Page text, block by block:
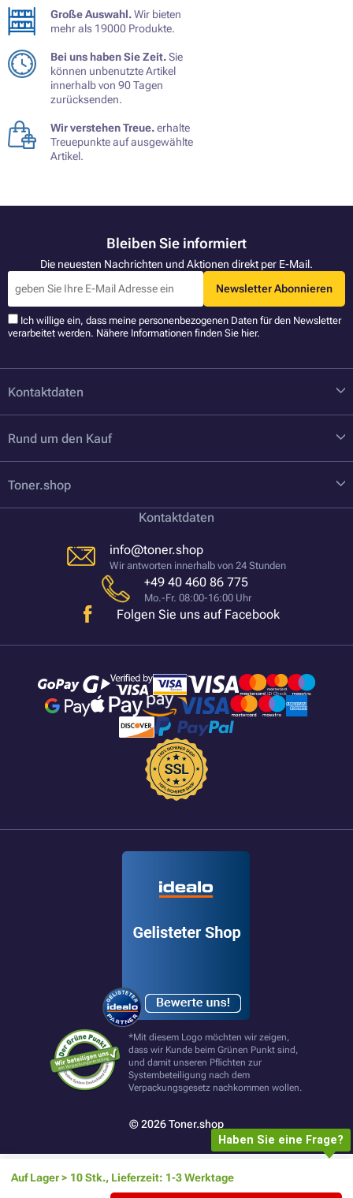
Auf Lager > 10 Stk., Lieferzeit: 1-3 Werktage
Große Auswahl.Wir bieten
mehr als 19000 Produkte.
Bei uns haben Sie Zeit.Sie
können unbenutzte Artikel
innerhalb von 90 Tagen
zurücksenden.
Wir verstehen Treue.erhalte
Treuepunkte auf ausgewählte
Artikel.
Bleiben Sie informiert
Die neuesten Nachrichten und Aktionen direkt per E-Mail.
Newsletter Abonnieren
Ich willige ein, dass meine personenbezogenen Daten für den Newsletter
verarbeitet werden. Nähere Informationen finden Sie hier.
Kontaktdaten
Rund um den Kauf
Toner.shop
Kontaktdaten
info@toner.shop
Wir antworten innerhalb von 24 Stunden
+49 40 460 86 775
Mo.-Fr. 08:00-16:00 Uhr
Folgen Sie uns auf Facebook
*Mit diesem Logo möchten wir zeigen,
dass wir Kunde beim Grünen Punkt sind,
und damit unseren Pflichten zur
Systembeteiligung nach dem
Verpackungsgesetz nachkommen wollen.
© 2026 Toner.shop
Haben Sie eine Frage?